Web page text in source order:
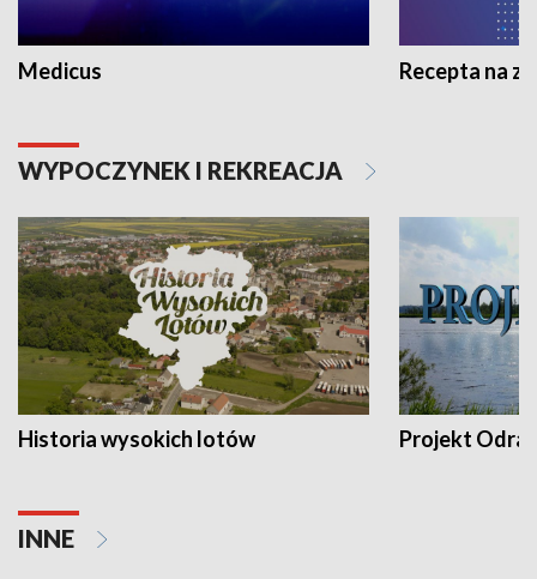
Medicus Recepta na
WYPOCZYNEK I REKREACJA
Historia wysokich lotów Projekt Odra
INNE